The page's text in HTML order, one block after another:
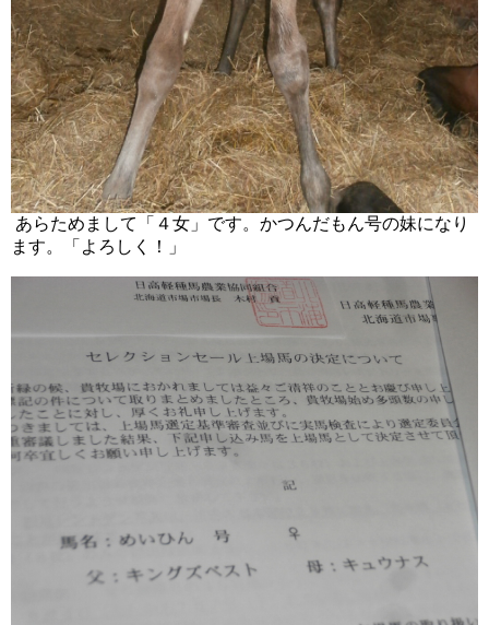
あらためまして「４女」です。かつんだもん号の妹になり
ます。「よろしく！」